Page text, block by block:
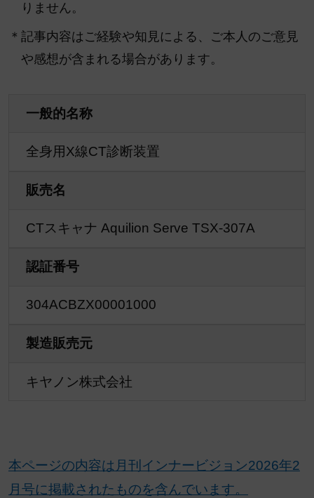
りません。
＊記事内容はご経験や知見による、ご本人のご意見
や感想が含まれる場合があります。
一般的名称
全身用X線CT診断装置
販売名
CTスキャナ Aquilion Serve TSX-307A
認証番号
304ACBZX00001000
製造販売元
キヤノン株式会社
本ページの内容は月刊インナービジョン2026年2
月号に掲載されたものを含んでいます。